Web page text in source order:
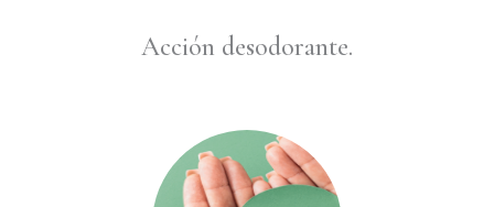
Acción desodorante.